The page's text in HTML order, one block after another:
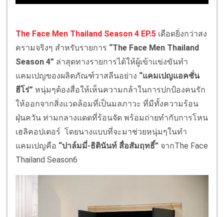
The Face Men Thailand Season 4 EP.5 เดือดยิ่งกว่าสง
ครามจริงๆ สำหรับรายการ “The Face Men Thailand
Season 4” ล่าสุดทางรายการได้ให้ผู้เข้าแข่งขันทำ
แคมเปญของผลิตภัณฑ์วาสลีนอย่าง “แคมเปญแอคชั่น
ฮีโร่” หนุ่มๆต้องสื่อให้เห็นความกล้าในการปกป้องคนรัก
ให้ออกจากสิ่งแวดล้อมที่เป็นมลภาวะ ที่มีทั้งความร้อน
ฝุ่นควัน ท่ามกลางแดดที่ร้อนจัด พร้อมถ่ายทำกับการโหน
เฮลิคอปเตอร์ โดยนางแบบที่จะมาช่วยหนุ่มๆในทำ
แคมเปญคือ “ปาล์มมี่-ธิตินันท์ สื่อสัมฤทธิ์” จากThe Face
Thailand Season6